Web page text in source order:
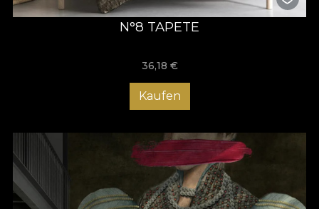
N°8 TAPETE
36,18 €
Kaufen